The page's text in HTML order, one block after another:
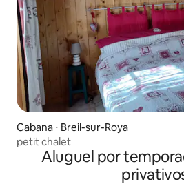
Cabana ⋅ Breil-sur-Roya
petit chalet
Aluguel por